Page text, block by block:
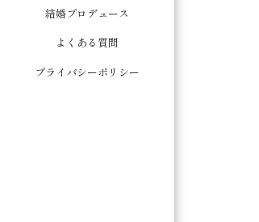
結婚プロデュース
よくある質問
プライバシーポリシー